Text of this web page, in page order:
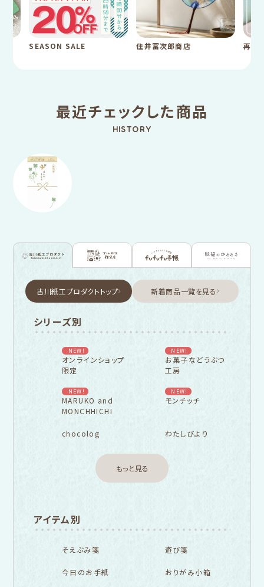
SEASON SALE 住井冨次郎商店 再入
最近チェックした商品
HISTORY
古川紙工プロダクトトップ 新着商品一覧を見る
シリーズ別
NEW!
オンラインショップ
限定
NEW!
お菓子などうぶつ
工房
NEW!
MARUKO and
MONCHHICHI
NEW!
モンチッチ
chocolog わたしびより
もっと見る
アイテム別
そえぶみ箋 遊び箋
今日のお手紙 おりがみ小箱